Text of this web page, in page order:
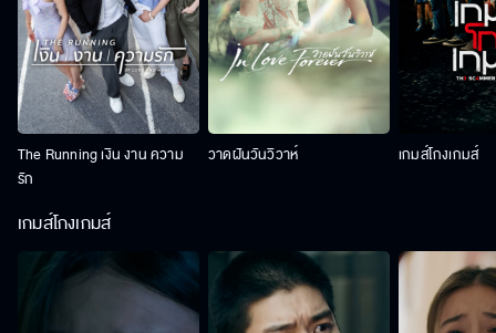
The Running เงิน งาน ความ
รัก
วาดฝันวันวิวาห์ เกมส์โกงเกมส์
เกมส์โกงเกมส์